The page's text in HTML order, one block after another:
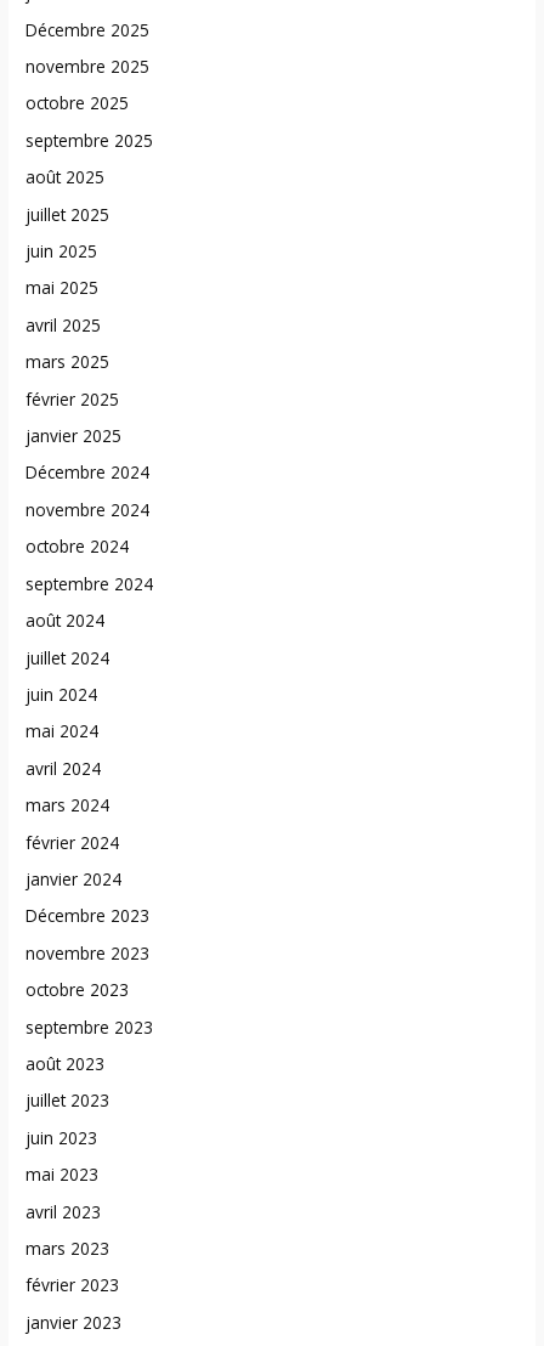
Décembre 2025
novembre 2025
octobre 2025
septembre 2025
août 2025
juillet 2025
juin 2025
mai 2025
avril 2025
mars 2025
février 2025
janvier 2025
Décembre 2024
novembre 2024
octobre 2024
septembre 2024
août 2024
juillet 2024
juin 2024
mai 2024
avril 2024
mars 2024
février 2024
janvier 2024
Décembre 2023
novembre 2023
octobre 2023
septembre 2023
août 2023
juillet 2023
juin 2023
mai 2023
avril 2023
mars 2023
février 2023
janvier 2023